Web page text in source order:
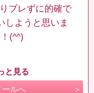
ブレずに的確で
しようと思いま
(^^)
と見る
ールへ